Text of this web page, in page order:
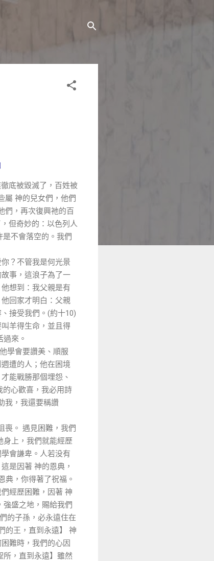
底被毀滅了，百姓被
屬 神的兒女們，他們
們，再次復興祂的百
但奇妙的：以色列人
是不會落空的。我們
？不管我是何光景
事，這浪子為了一
想到：我父親是有
回家才明白：父親
接受我們。 (約十10)
羊得生命，並且得
來。
學會要讚美、順服
遭的人；他在困境
能戰勝那個埋怨、
的心歡喜，我必用詩
我，我還要稱讚
喪。 遇見困難，我們
上，我們就能經歷
會謙卑。人若没有
是因著 神的恩典，
典，你得著了祝福。
經歷困難，因著 神
盛之地，賜給我們
的子孫，必永遠住在
王，直到永遠】
神
難時，我們的心因
所，直到永遠】雖然